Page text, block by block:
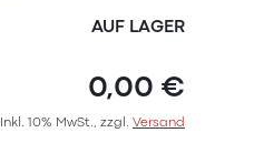
AUF LAGER
0,00 €
Inkl. 10% MwSt., zzgl. Versand